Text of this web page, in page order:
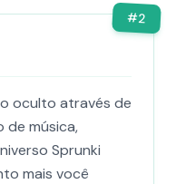
#2
oculto através de
de música,
Sprunki
mais você